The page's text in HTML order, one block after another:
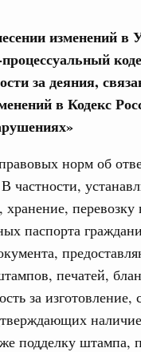
изменений в
за деяния,
в Кодекс
норм об
частности,
хранение, перевозку
паспорта
печатей,
за
подделку штампа,